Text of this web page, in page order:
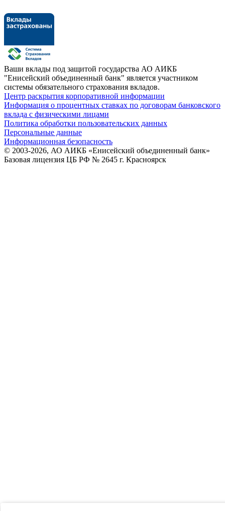
Ваши вклады под защитой государства АО АИКБ
"Енисейский объединенный банк" является участником
системы обязательного страхования вкладов.
Центр раскрытия корпоративной информации
Информация о процентных ставках по договорам банковского
вклада с физическими лицами
Политика обработки пользовательских данных
Персональные данные
Информационная безопасность
© 2003-2026, АО АИКБ «Енисейский объединенный банк»
Базовая лицензия ЦБ РФ № 2645 г. Красноярск